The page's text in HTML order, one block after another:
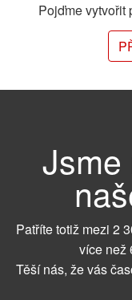
Pojďme vytvořit
Jsme
Patříte totiž mezi 2
více než
Těší nás, že vás